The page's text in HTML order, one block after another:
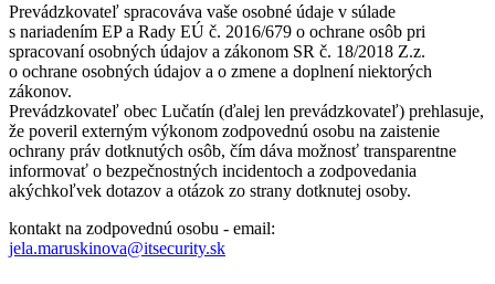
Prevádzkovateľ spracováva vaše osobné údaje v súlade
s nariadením EP a Rady EÚ č. 2016/679 o ochrane osôb pri
spracovaní osobných údajov a zákonom SR č. 18/2018 Z.z.
o ochrane osobných údajov a o zmene a doplnení niektorých
zákonov.
Prevádzkovateľ obec Lučatín (ďalej len prevádzkovateľ) prehlasuje,
že poveril externým výkonom zodpovednú osobu na zaistenie
ochrany práv dotknutých osôb, čím dáva možnosť transparentne
informovať o bezpečnostných incidentoch a zodpovedania
akýchkoľvek dotazov a otázok zo strany dotknutej osoby.
kontakt na zodpovednú osobu - email:
jela.maruskinova@itsecurity.sk